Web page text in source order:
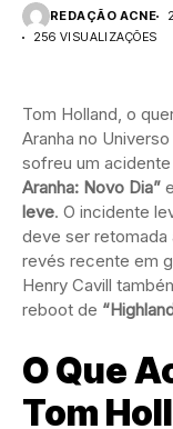
REDAÇÃO ACNE
256 VISUALIZAÇÕES
Tom Holland, o
Aranha no
sofreu um
Aranha: Novo Dia”
leve. O incidente
deve ser retomada
revés recente em
Henry Cavill
reboot de
O Que
Tom